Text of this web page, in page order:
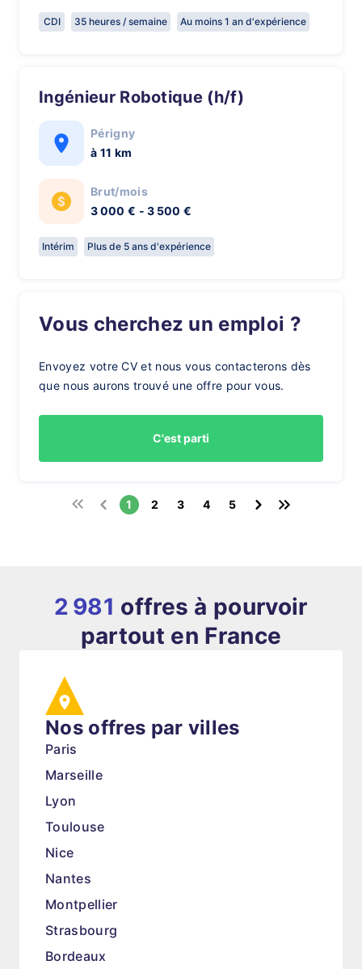
CDI 35 heures / semaine Au moins 1 an d'expérience
Ingénieur Robotique (h/f)
Périgny
à 11 km
Brut/mois
3 000 € - 3 500 €
Intérim Plus de 5 ans d'expérience
Vous cherchez un emploi ?
Envoyez votre CV et nous vous contacterons dès
que nous aurons trouvé une offre pour vous.
C'est parti
1 2 3 4 5
2 981 offres à pourvoir
partout en France
Nos offres par villes
Paris
Marseille
Lyon
Toulouse
Nice
Nantes
Montpellier
Strasbourg
Bordeaux